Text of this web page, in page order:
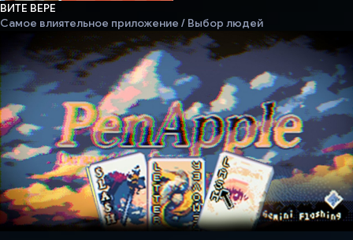
ВИТЕ ВЕРЕ
Самое влиятельное приложение / Выбор людей